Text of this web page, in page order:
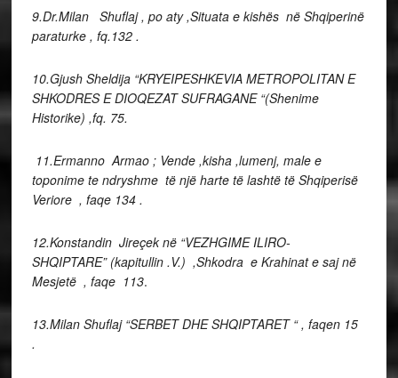
9.Dr.Milan Shuflaj , po aty ,Situata e kishës në Shqiperinë
paraturke , fq.132 .
10.Gjush Sheldija “KRYEIPESHKEVIA METROPOLITAN E
SHKODRES E DIOQEZAT SUFRAGANE “(Shenime
Historike) ,fq. 75.
11.Ermanno Armao ; Vende ,kisha ,lumenj, male e
toponime te ndryshme të një harte të lashtë të Shqiperisë
Veriore , faqe 134 .
12.Konstandin Jireçek në “VEZHGIME ILIRO-
SHQIPTARE” (kapitullin .V.) ,Shkodra e Krahinat e saj në
Mesjetë , faqe 113.
13.Milan Shuflaj “SERBET DHE SHQIPTARET “ , faqen 15
.